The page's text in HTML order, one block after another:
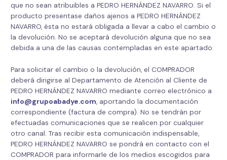
que no sean atribuibles a PEDRO HERNÁNDEZ NAVARRO. Si el
producto presentase daños ajenos a PEDRO HERNÁNDEZ
NAVARRO, ésta no estará obligada a llevar a cabo el cambio o
la devolución. No se aceptará devolución alguna que no sea
debida a una de las causas contempladas en este apartado.
Para solicitar el cambio o la devolución, el COMPRADOR
deberá dirigirse al Departamento de Atención al Cliente de
PEDRO HERNÁNDEZ NAVARRO mediante correo electrónico a
info@grupoabadye.com, aportando la documentación
correspondiente (factura de compra). No se tendrán por
efectuadas comunicaciones que se realicen por cualquier
otro canal. Tras recibir esta comunicación indispensable,
PEDRO HERNÁNDEZ NAVARRO se pondrá en contacto con el
COMPRADOR para informarle de los medios escogidos para